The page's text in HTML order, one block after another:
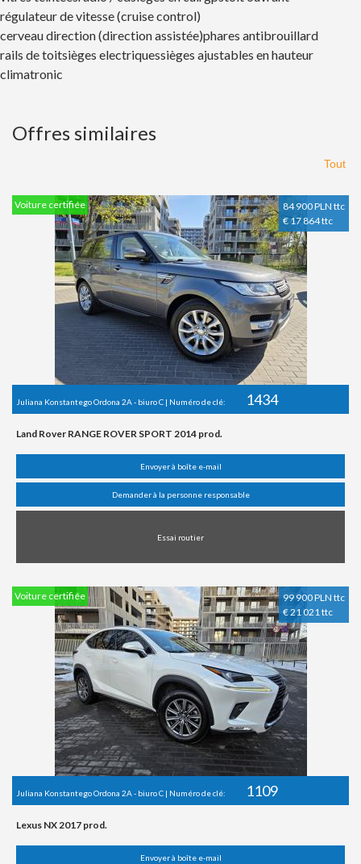
régulateur de vitesse (cruise control)
cerveau direction (direction assistée)phares antibrouillard
rails de toitsièges electriquessièges ajustables en hauteur
climatronic
Offres similaires
Tout
84 900 PLN ttc
€ 17 864 ttc
Voiture certifiée
Juliana Konstantego Ordona 2A - biuro C | Numéro de clé: 1434
Land Rover RANGE ROVER SPORT 2014 prod.
Envoyer à boîte e-mail
Demander à la personne responsable
Essai routier
99 900 PLN ttc
€ 21 021 ttc
Voiture certifiée
Juliana Konstantego Ordona 2A - biuro C | Numéro de clé: 1109
Lexus NX 2017 prod.
Envoyer à boîte e-mail